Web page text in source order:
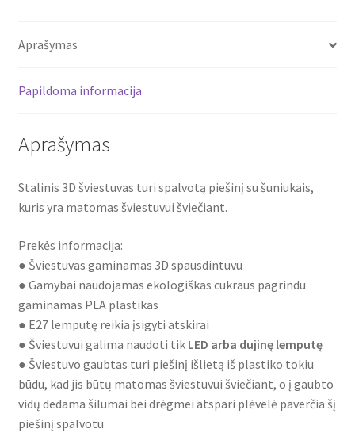
Aprašymas
Papildoma informacija
Aprašymas
Stalinis 3D šviestuvas turi spalvotą piešinį su šuniukais,
kuris yra matomas šviestuvui šviečiant.
Prekės informacija:
● Šviestuvas gaminamas 3D spausdintuvu
● Gamybai naudojamas ekologiškas cukraus pagrindu
gaminamas PLA plastikas
● E27 lemputę reikia įsigyti atskirai
● Šviestuvui galima naudoti tik LED arba dujinę lemputę
● Šviestuvo gaubtas turi piešinį išlietą iš plastiko tokiu
būdu, kad jis būtų matomas šviestuvui šviečiant, o į gaubto
vidų dedama šilumai bei drėgmei atspari plėvelė paverčia šį
piešinį spalvotu